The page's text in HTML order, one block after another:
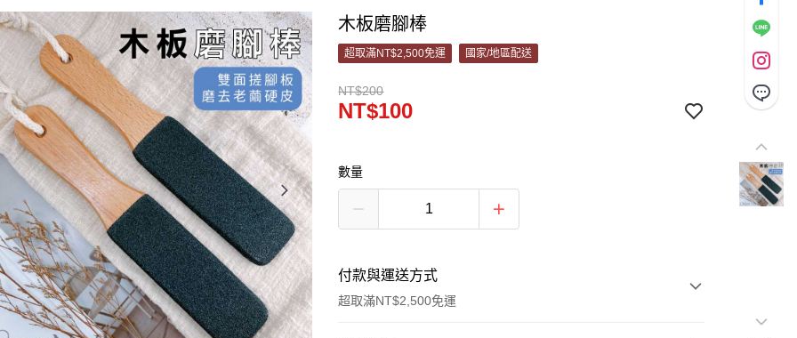
木板磨腳棒
超取滿NT$2,500免運 國家/地區配送
NT$200
NT$100
數量
付款與運送方式
超取滿NT$2,500免運